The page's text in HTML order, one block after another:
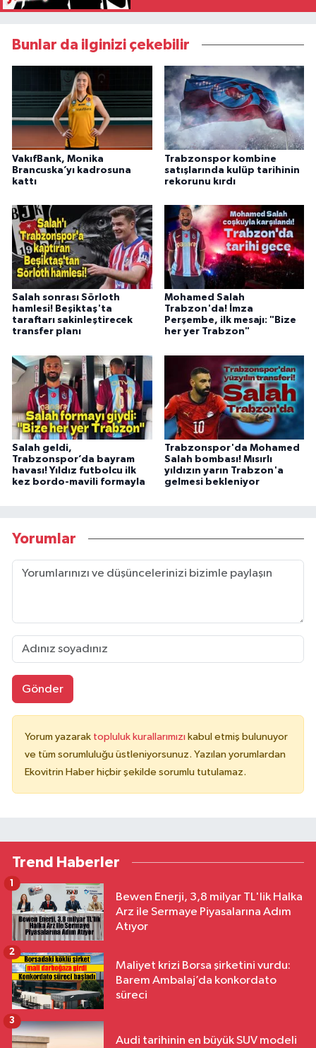
Bunlar da ilginizi çekebilir
VakıfBank, Monika
Brancuska’yı kadrosuna
kattı
Trabzonspor kombine
satışlarında kulüp tarihinin
rekorunu kırdı
Salah sonrası Sörloth
hamlesi! Beşiktaş'ta
taraftarı sakinleştirecek
transfer planı
Mohamed Salah
Trabzon'da! İmza
Perşembe, ilk mesajı: "Bize
her yer Trabzon"
Salah geldi,
Trabzonspor’da bayram
havası! Yıldız futbolcu ilk
kez bordo-mavili formayla
Trabzonspor'da Mohamed
Salah bombası! Mısırlı
yıldızın yarın Trabzon'a
gelmesi bekleniyor
Yorumlar
Gönder
Yorum yazarak topluluk kurallarımızı kabul etmiş bulunuyor
ve tüm sorumluluğu üstleniyorsunuz. Yazılan yorumlardan
Ekovitrin Haber hiçbir şekilde sorumlu tutulamaz.
Trend Haberler
Bewen Enerji, 3,8 milyar TL'lik Halka
Arz ile Sermaye Piyasalarına Adım
Atıyor
1
Maliyet krizi Borsa şirketini vurdu:
Barem Ambalaj’da konkordato
süreci
2
Audi tarihinin en büyük SUV modeli
3